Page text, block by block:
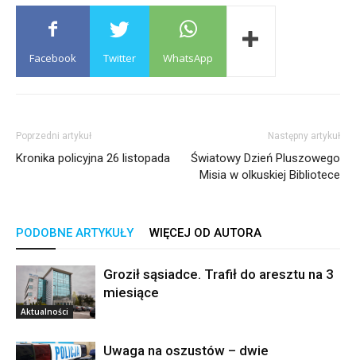
Facebook Twitter WhatsApp
Poprzedni artykuł
Kronika policyjna 26 listopada
Następny artykuł
Światowy Dzień Pluszowego
Misia w olkuskiej Bibliotece
PODOBNE ARTYKUŁY WIĘCEJ OD AUTORA
Aktualności
Groził sąsiadce. Trafił do aresztu na 3
miesiące
Uwaga na oszustów – dwie